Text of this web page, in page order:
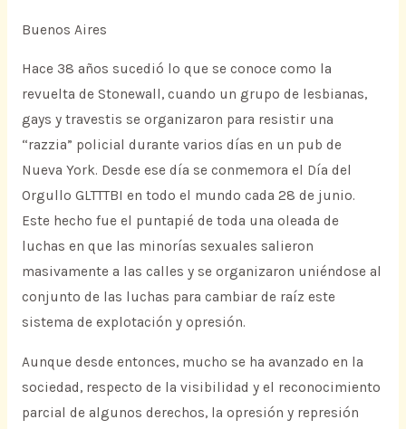
Buenos Aires
Hace 38 años sucedió lo que se conoce como la
revuelta de Stonewall, cuando un grupo de lesbianas,
gays y travestis se organizaron para resistir una
“razzia” policial durante varios días en un pub de
Nueva York. Desde ese día se conmemora el Día del
Orgullo GLTTTBI en todo el mundo cada 28 de junio.
Este hecho fue el puntapié de toda una oleada de
luchas en que las minorías sexuales salieron
masivamente a las calles y se organizaron uniéndose al
conjunto de las luchas para cambiar de raíz este
sistema de explotación y opresión.
Aunque desde entonces, mucho se ha avanzado en la
sociedad, respecto de la visibilidad y el reconocimiento
parcial de algunos derechos, la opresión y represión